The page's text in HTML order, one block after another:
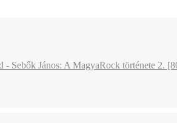
- Sebők János: A MagyaRock története 2.